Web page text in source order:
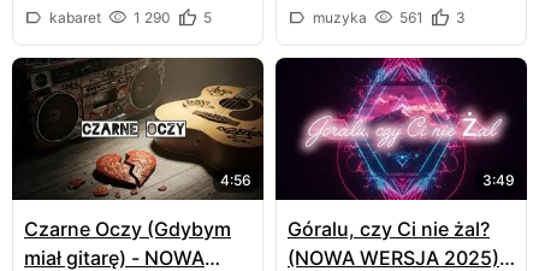
kabaret 1 290 5
BUNCIE I NADZIEI
muzyka 561 3
4:56
Czarne Oczy (Gdybym
miał gitarę) - NOWA
3:49
Góralu, czy Ci nie żal?
(NOWA WERSJA 2025)